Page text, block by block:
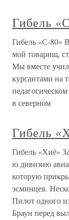
Гибель
Гибель «С-80»
мой товарищ,
Мы вместе
курсантами на
в северном
Гибель
Гибель «Хиё»
ю дивизию
которую
эсминцев.
Пилот одного
Браун перед